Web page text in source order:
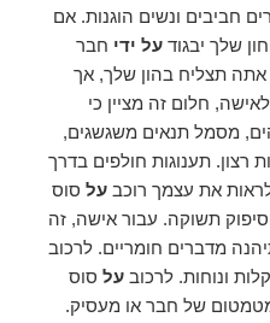
חביבים ונשים הוגנות. אם
שלך יבגודעל ידי חבר
תצליח בהון שלך, אך
חלום זה מציין כי
מסמל תנאים משגשגים,
רצון. תענוגות חולפים בדרך
את עצמך רוכבעל סוס
וסיפוק תשוקה. עבור אישה, זה
מדברים חומריים. לרכוב
ונוחות. לרכובעל סוס
של חבר או מעסיק.